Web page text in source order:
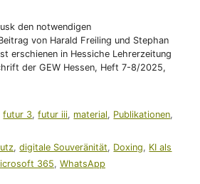
den notwendigen
von Harald Freiling und Stephan
erschienen in Hessiche Lehrerzeitung
der GEW Hessen, Heft 7-8/2025,
futur 3,futur iii, material, Publikationen,
,digitale Souveränität, Doxing, KI als
365, WhatsApp